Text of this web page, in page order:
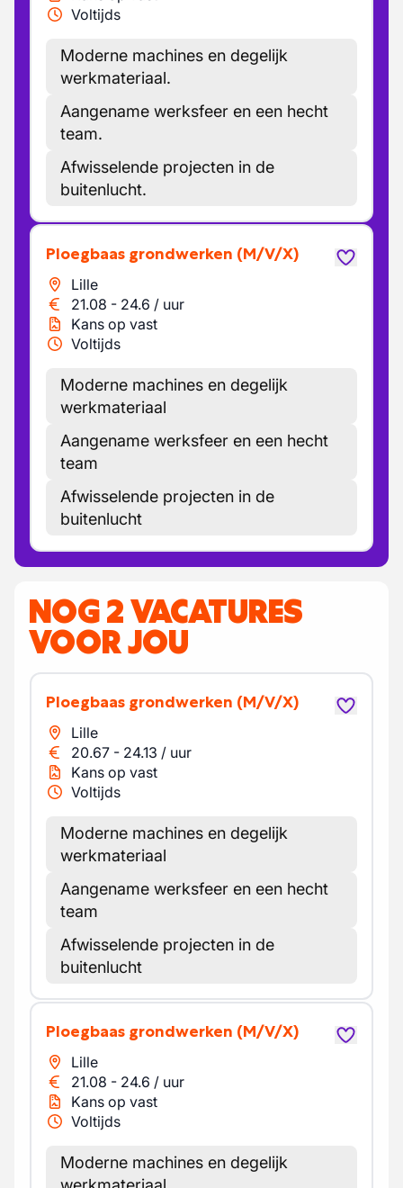
Voltijds
Moderne machines en degelijk
werkmateriaal.
Aangename werksfeer en een hecht
team.
Afwisselende projecten in de
buitenlucht.
Ploegbaas grondwerken (M/V/X)
Lille
21.08 - 24.6 / uur
Kans op vast
Voltijds
Moderne machines en degelijk
werkmateriaal
Aangename werksfeer en een hecht
team
Afwisselende projecten in de
buitenlucht
NOG 2 VACATURES
VOOR JOU
Ploegbaas grondwerken (M/V/X)
Lille
20.67 - 24.13 / uur
Kans op vast
Voltijds
Moderne machines en degelijk
werkmateriaal
Aangename werksfeer en een hecht
team
Afwisselende projecten in de
buitenlucht
Ploegbaas grondwerken (M/V/X)
Lille
21.08 - 24.6 / uur
Kans op vast
Voltijds
Moderne machines en degelijk